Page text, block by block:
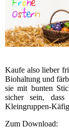
Kaufe also lieber
Biohaltung und
sie mit bunten
sicher sein,
Kleingruppen-
Zum Download: